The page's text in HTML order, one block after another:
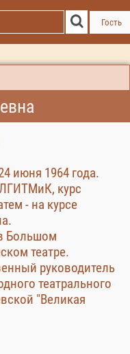
Гость
июня 1964 года.
курс
- на курсе
Большом
театре.
руководитель
театрального
"Великая